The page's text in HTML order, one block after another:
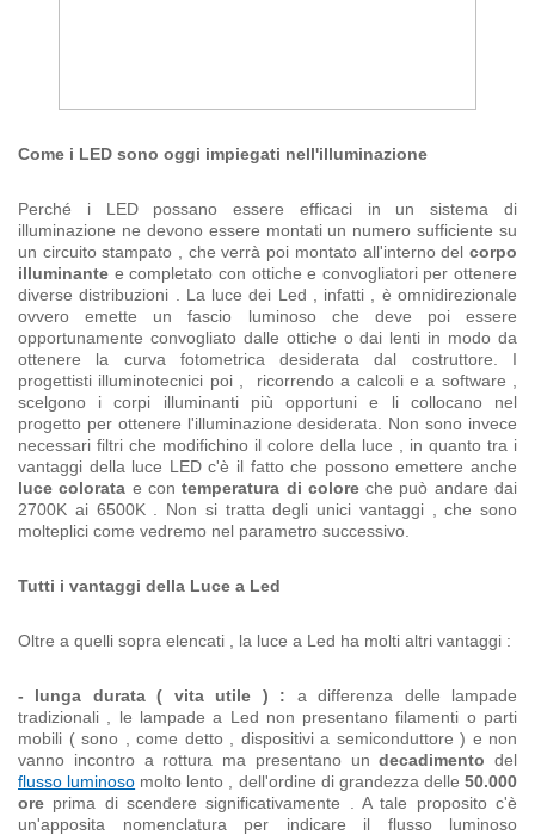
Come i LED sono oggi impiegati nell'illuminazione
Perché i LED possano essere efficaci in un sistema di
illuminazione ne devono essere montati un numero sufficiente su
un circuito stampato , che verrà poi montato all'interno del corpo
illuminante e completato con ottiche e convogliatori per ottenere
diverse distribuzioni . La luce dei Led , infatti , è omnidirezionale
ovvero emette un fascio luminoso che deve poi essere
opportunamente convogliato dalle ottiche o dai lenti in modo da
ottenere la curva fotometrica desiderata dal costruttore. I
progettisti illuminotecnici poi , ricorrendo a calcoli e a software ,
scelgono i corpi illuminanti più opportuni e li collocano nel
progetto per ottenere l'illuminazione desiderata. Non sono invece
necessari filtri che modifichino il colore della luce , in quanto tra i
vantaggi della luce LED c'è il fatto che possono emettere anche
luce colorata e contemperatura di coloreche può andare dai
2700K ai 6500K . Non si tratta degli unici vantaggi , che sono
molteplici come vedremo nel parametro successivo.
Tutti i vantaggi della Luce a Led
Oltre a quelli sopra elencati , la luce a Led ha molti altri vantaggi :
- lunga durata ( vita utile ) : a differenza delle lampade
tradizionali , le lampade a Led non presentano filamenti o parti
mobili ( sono , come detto , dispositivi a semiconduttore ) e non
vanno incontro a rottura ma presentano undecadimento del
flusso luminoso molto lento , dell'ordine di grandezza delle50.000
ore prima di scendere significativamente . A tale proposito c'è
un'apposita nomenclatura per indicare il flusso luminoso